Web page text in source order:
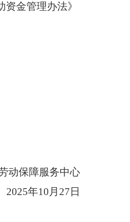
金管理办法》
动保障服务中心
2025年10月27日